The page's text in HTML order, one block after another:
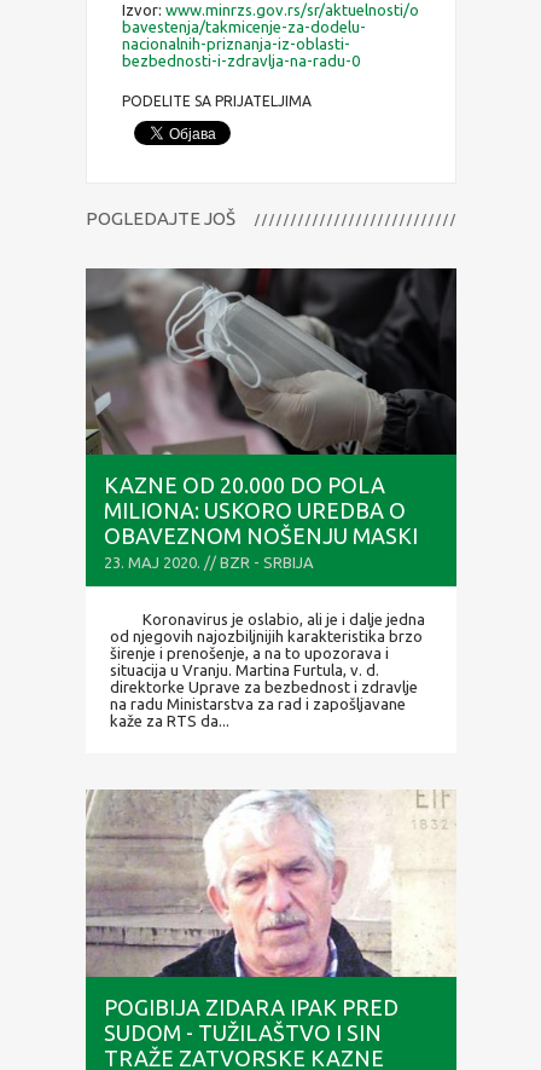
Izvor: www.minrzs.gov.rs/sr/aktuelnosti/o
bavestenja/takmicenje-za-dodelu-
nacionalnih-priznanja-iz-oblasti-
bezbednosti-i-zdravlja-na-radu-0
PODELITE SA PRIJATELJIMA
POGLEDAJTE JOŠ
KAZNE OD 20.000 DO POLA
MILIONA: USKORO UREDBA O
OBAVEZNOM NOŠENJU MASKI
NA RADNOM MESTU
23. MAJ 2020. // BZR - SRBIJA
Koronavirus je oslabio, ali je i dalje jedna
od njegovih najozbiljnijih karakteristika brzo
širenje i prenošenje, a na to upozorava i
situacija u Vranju. Martina Furtula, v. d.
direktorke Uprave za bezbednost i zdravlje
na radu Ministarstva za rad i zapošljavane
kaže za RTS da...
POGIBIJA ZIDARA IPAK PRED
SUDOM - TUŽILAŠTVO I SIN
TRAŽE ZATVORSKE KAZNE